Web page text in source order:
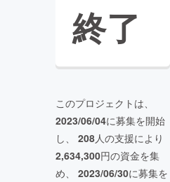
終了
このプロジェクトは、
2023/06/04に募集を開始
し、 208人の支援により
2,634,300円の資金を集
め、 2023/06/30に募集を